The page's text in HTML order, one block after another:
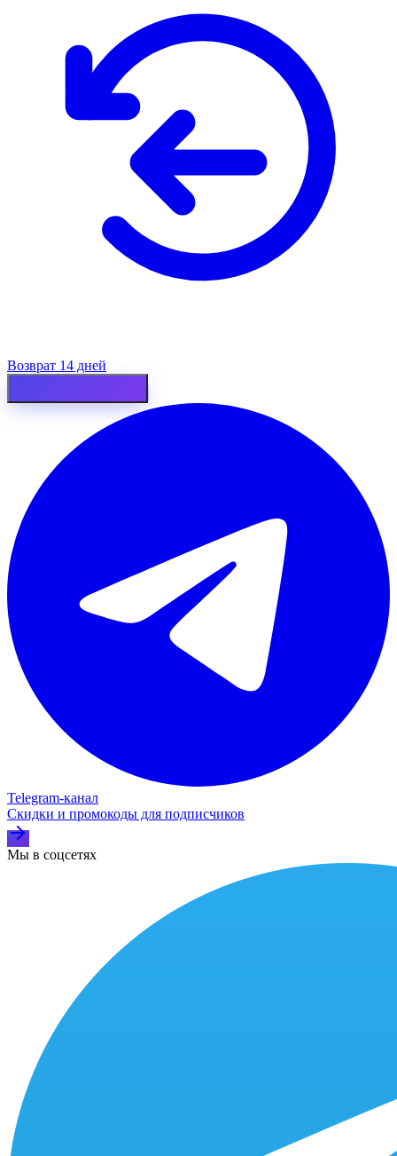
Возврат 14 дней
Telegram‑канал
Скидки и промокоды для подписчиков
Мы в соцсетях